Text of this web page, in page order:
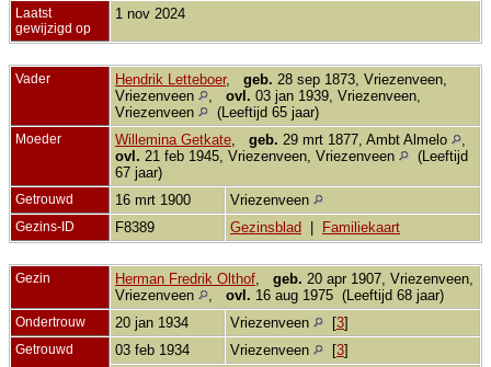
Laatst
gewijzigd op
1 nov 2024
Vader Hendrik Letteboer, geb. 28 sep 1873, Vriezenveen,
Vriezenveen
ovl. 03 jan 1939, Vriezenveen,
Vriezenveen
(Leeftijd 65 jaar)
Moeder Willemina Getkate geb. 29 mrt 1877, Ambt Almelo
ovl. 21 feb 1945, Vriezenveen, Vriezenveen
(Leeftijd
67 jaar)
Getrouwd 16 mrt 1900 Vriezenveen
Gezins-ID F8389 Gezinsblad Familiekaart
Gezin Herman Fredrik Olthof geb. 20 apr 1907, Vriezenveen,
Vriezenveen
ovl. 16 aug 1975 (Leeftijd 68 jaar)
Ondertrouw 20 jan 1934 Vriezenveen [3]
Getrouwd 03 feb 1934 Vriezenveen [3]